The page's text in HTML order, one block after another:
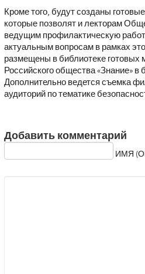
Кроме того, будут созданы
которые позволят и лекторам
ведущим профилактическую
актуальным вопросам в рамках
размещены в библиотеке готовых
Российского общества «Знание»
Дополнительно ведется съемка
аудиторий по тематике
Добавить комментарий
ИМЯ